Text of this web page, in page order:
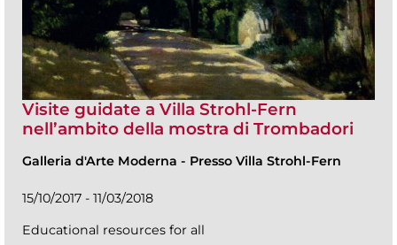
Visite guidate a Villa Strohl-Fern
nell’ambito della mostra di Trombadori
Galleria d'Arte Moderna - Presso Villa Strohl-Fern
15/10/2017 - 11/03/2018
Educational resources for all